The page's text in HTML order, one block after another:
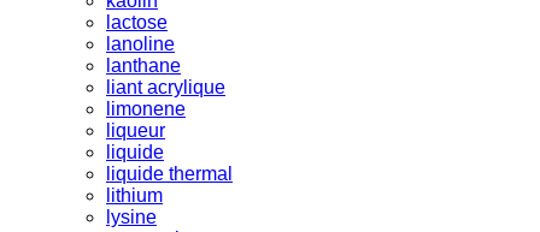
lactose
lanoline
lanthane
liant acrylique
limonene
liqueur
liquide
liquide thermal
lithium
lysine